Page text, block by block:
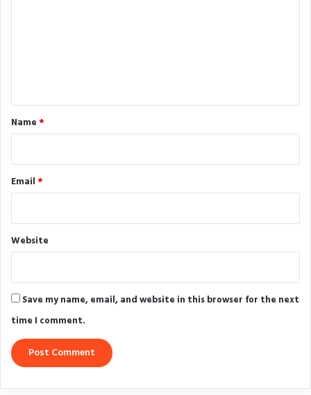
*
Name *
Email *
Website
Save my name, email, and website in this browser for the next
time I comment.